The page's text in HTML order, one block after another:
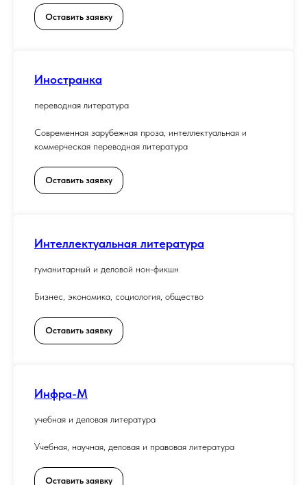
Оставить заявку
Иностранка
переводная литература
Современная зарубежная проза, интеллектуальная и
коммерческая переводная литература
Оставить заявку
Интеллектуальная литература
гуманитарный и деловой нон-фикшн
Бизнес, экономика, социология, общество
Оставить заявку
Инфра-М
учебная и деловая литература
Учебная, научная, деловая и правовая литература
Оставить заявку